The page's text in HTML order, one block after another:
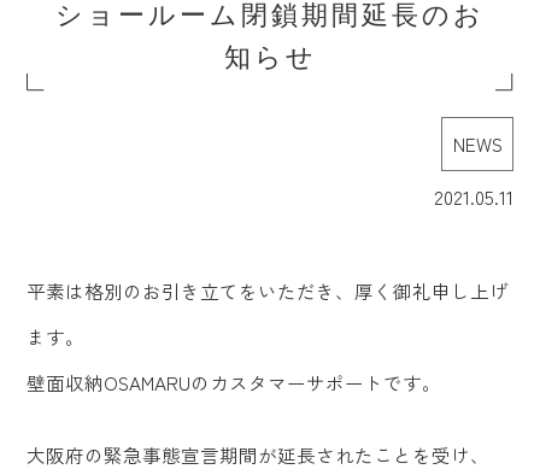
ショールーム閉鎖期間延長のお
知らせ
NEWS
2021.05.11
平素は格別のお引き立てをいただき、厚く御礼申し上げ
ます。
壁面収納OSAMARUのカスタマーサポートです。
大阪府の緊急事態宣言期間が延長されたことを受け、